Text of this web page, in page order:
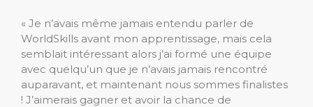
« Je n’avais même jamais entendu parler de
WorldSkills avant mon apprentissage, mais cela
semblait intéressant alors j’ai formé une équipe
avec quelqu’un que je n’avais jamais rencontré
auparavant, et maintenant nous sommes finalistes
! J’aimerais gagner et avoir la chance de